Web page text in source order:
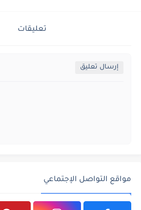
تعليقات
إرسال تعليق
مواقع التواصل الإجتماعي